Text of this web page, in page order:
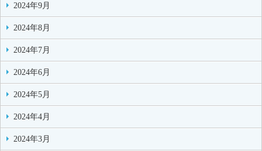
2024年9月
2024年8月
2024年7月
2024年6月
2024年5月
2024年4月
2024年3月